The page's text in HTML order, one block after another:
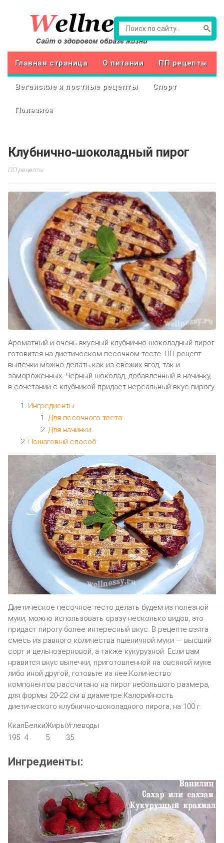
Главная страница О питании ПП рецепты
Веганские и постные рецепты Спорт
Полезное
Клубнично-шоколадный пирог
ПП рецепты
Ароматный и очень вкусный клубнично-шоколадный пирог
готовится на диетическом песочном тесте. ПП рецепт
выпечки можно делать как из свежих ягод, так и
замороженных. Черный шоколад, добавленный в начинку,
в сочетании с клубникой придает нереальный вкус пирогу.
Ингредиенты:
Для песочного теста:
Для начинки:
Пошаговый способ:
Диетическое песочное тесто делать будем из полезной
муки, можно использовать сразу несколько видов, это
придаст пирогу более интересный вкус. В рецепте взята
смесь из равного количества пшеничной муки — высший
сорт и цельнозерновой, а также кукурузной. Если вам
нравится вкус выпечки, приготовленной на овсяной муке
либо иной другой, готовьте из нее.Количество
компонентов рассчитано на пирог небольшого размера,
для формы 20-22 см в диаметре.Калорийность
диетического клубнично-шоколадного пирога, на 100 г:
КкалБелкиЖирыУглеводы
195 4 5 35
Ингредиенты: